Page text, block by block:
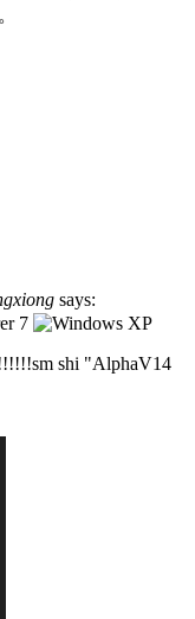
says:
shi "AlphaV14